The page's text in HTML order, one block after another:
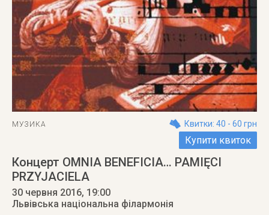
МУЗИКА Квитки: 40 - 60 грн
Купити квиток
Концерт OMNIA BENEFICIA… PAMIĘCI
PRZYJACIELA
30 червня 2016, 19:00
Львівська національна філармонія